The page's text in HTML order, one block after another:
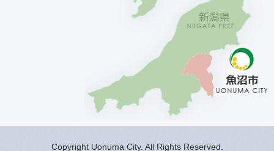
Copyright Uonuma City. All Rights Reserved.